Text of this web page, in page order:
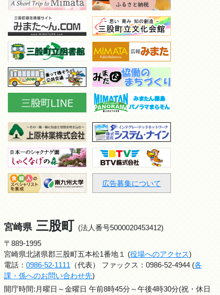
広告募集について
宮崎県 三股町 (法人番号5000020453412)
〒889-1995
宮崎県北諸県郡三股町五本松1番地１ (役場へのアクセス)
電話： 0986-52-1111 （代表） ファックス：0986-52-4944 (各
課・係へのお問い合わせ先)
開庁時間:月曜日～金曜日 午前8時45分～午後4時30分(祝・休日